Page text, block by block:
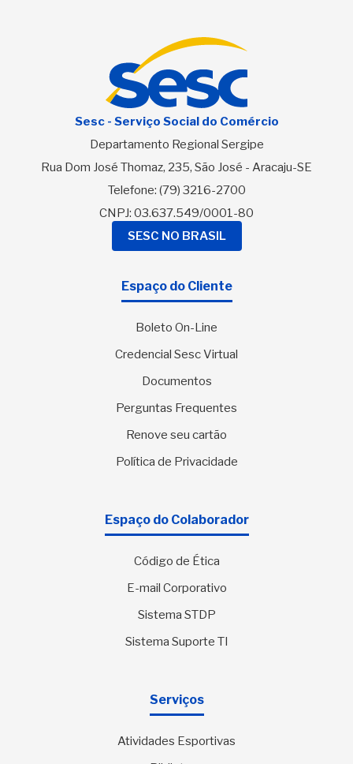
Sesc - Serviço Social do Comércio
Departamento Regional Sergipe
Rua Dom José Thomaz, 235, São José - Aracaju-SE
Telefone: (79) 3216-2700
CNPJ: 03.637.549/0001-80
SESC NO BRASIL
Espaço do Cliente
Boleto On-Line
Credencial Sesc Virtual
Documentos
Perguntas Frequentes
Renove seu cartão
Política de Privacidade
Espaço do Colaborador
Código de Ética
E-mail Corporativo
Sistema STDP
Sistema Suporte TI
Serviços
Atividades Esportivas